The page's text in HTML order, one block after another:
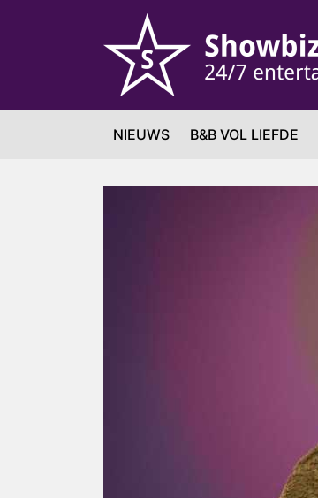
NIEUWS B&B VOL LIEFDE